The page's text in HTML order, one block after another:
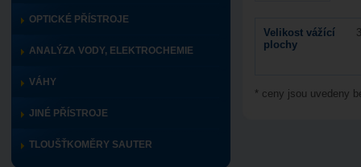
OPTICKÉ PŘÍSTROJE
ANALÝZA VODY, ELEKTROCHEMIE
VÁHY
JINÉ PŘÍSTROJE
TLOUŠŤKOMĚRY SAUTER
Velikost vážící
plochy
* ceny jsou uvedeny